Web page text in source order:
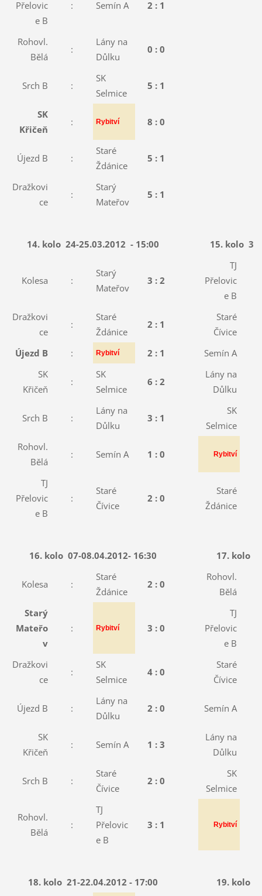
Přelovic
e B
: Semín A 2 : 1
Rohovl.
Bělá
:
Lány na
Důlku
0 : 0
Srch B :
SK
Selmice
5 : 1
SK
Křičeň
: Rybitví 8 : 0
Újezd B :
Staré
Ždánice
5 : 1
Dražkovi
ce
:
Starý
Mateřov
5 : 1
14. kolo 24-25.03.2012 - 15:00 15. kolo
Kolesa :
Starý
Mateřov
3 : 2
TJ
Přelovic
e B
Dražkovi
ce
:
Staré
Ždánice
2 : 1
Staré
Čívice
Újezd B : Rybitví 2 : 1 Semín A
SK
Křičeň
:
SK
Selmice
6 : 2
Lány na
Důlku
Srch B :
Lány na
Důlku
3 : 1
SK
Selmice
Rohovl.
Bělá
: Semín A 1 : 0 Rybitví
TJ
Přelovic
e B
:
Staré
Čívice
2 : 0
Staré
Ždánice
16. kolo 07-08.04.2012- 16:30 17. kolo
Kolesa :
Staré
Ždánice
2 : 0
Rohovl.
Bělá
Starý
Mateřo
v
: Rybitví 3 : 0
TJ
Přelovic
e B
Dražkovi
ce
:
SK
Selmice
4 : 0
Staré
Čívice
Újezd B :
Lány na
Důlku
2 : 0 Semín A
SK
Křičeň
: Semín A 1 : 3
Lány na
Důlku
Srch B :
Staré
Čívice
2 : 0
SK
Selmice
Rohovl.
Bělá
:
TJ
Přelovic
e B
3 : 1 Rybitví
18. kolo 21-22.04.2012 - 17:00 19. kolo